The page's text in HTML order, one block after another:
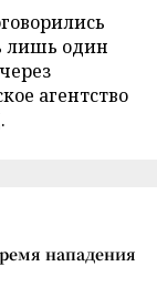
лишь один
агентство
нападения